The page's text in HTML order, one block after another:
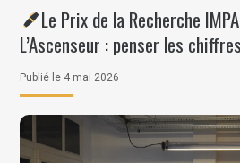
Le Prix de la Recherche
L’Ascenseur : penser les
la société
Publié le 4 mai 2026